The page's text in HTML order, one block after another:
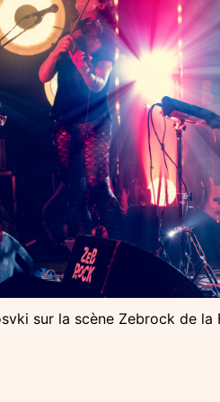
sur la scène Zebrock de